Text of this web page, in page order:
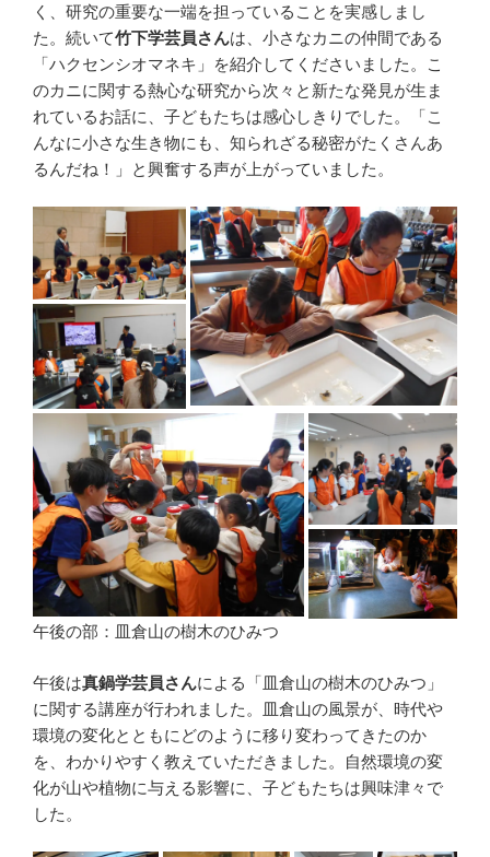
く、研究の重要な一端を担っていることを実感しまし
た。続いて竹下学芸員さんは、小さなカニの仲間である
「ハクセンシオマネキ」を紹介してくださいました。こ
のカニに関する熱心な研究から次々と新たな発見が生ま
れているお話に、子どもたちは感心しきりでした。「こ
んなに小さな生き物にも、知られざる秘密がたくさんあ
るんだね！」と興奮する声が上がっていました。
午後の部：皿倉山の樹木のひみつ
午後は真鍋学芸員さんによる「皿倉山の樹木のひみつ」
に関する講座が行われました。皿倉山の風景が、時代や
環境の変化とともにどのように移り変わってきたのか
を、わかりやすく教えていただきました。自然環境の変
化が山や植物に与える影響に、子どもたちは興味津々で
した。